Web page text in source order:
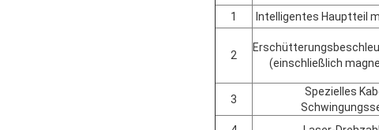
1
Intelligentes Hauptteil
2
(einschließlich
3
Spezielles